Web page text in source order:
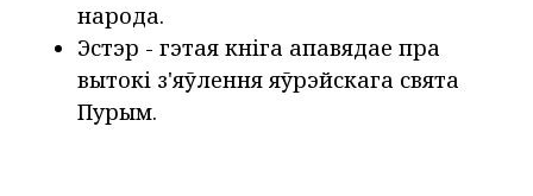
народа.
Эстэр - гэтая кніга апавядае пра
вытокі з'яўлення яўрэйскага свята
Пурым.